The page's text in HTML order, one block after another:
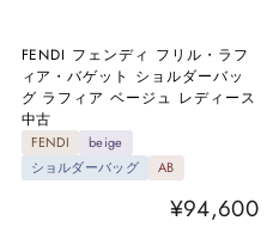
FENDI フェンディ フリル・ラフ
ィア・バゲット ショルダーバッ
グ ラフィア ベージュ レディース
中古
FENDI
beige
ショルダーバッグ
AB
¥94,600